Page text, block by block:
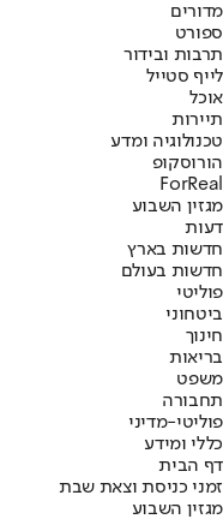
מדורים
ספורט
תרבות ובידור
לייף סטייל
אוכל
תיירות
טכנולוגיה ומדע
הורוסקופ
ForReal
מגזין השבוע
דעות
חדשות בארץ
חדשות בעולם
פוליטי
ביטחוני
חינוך
בריאות
משפט
תחבורה
פוליטי-מדיני
כללי ומידע
דף הבית
זמני כניסת וצאת שבת
מגזין השבוע